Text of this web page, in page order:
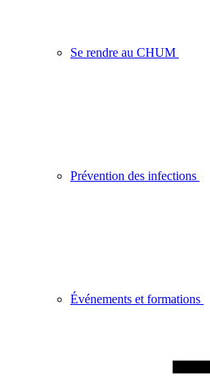
Se rendre au CHUM
Prévention des infections
Événements et formations